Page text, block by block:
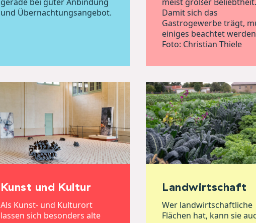
gerade bei guter Anbindung
und Übernachtungsangebot.
meist großer
Damit sich das
Gastrogewerbe trägt,
einiges beachtet
Foto: Christian Thiele
Kunst und Kultur
Als Kunst- und Kulturort
lassen sich besonders alte
Landwirtschaft
Wer landwirtschaftliche
Flächen hat, kann sie